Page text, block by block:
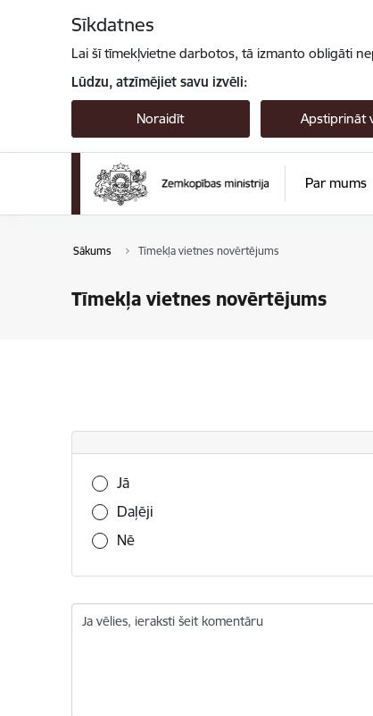
Sīkdatnes
Lai šī tīmekļvietne darbotos, tā izmanto obligāti
Lūdzu, atzīmējiet savu izvēli:
Noraidīt Apstiprināt
Par mums
Sākums Tīmekļa vietnes novērtējums
Tīmekļa vietnes novērtējums
Vai šī informācija bija noderīga?
Jā
Daļēji
Nē
Ja vēlies, ieraksti šeit komentāru